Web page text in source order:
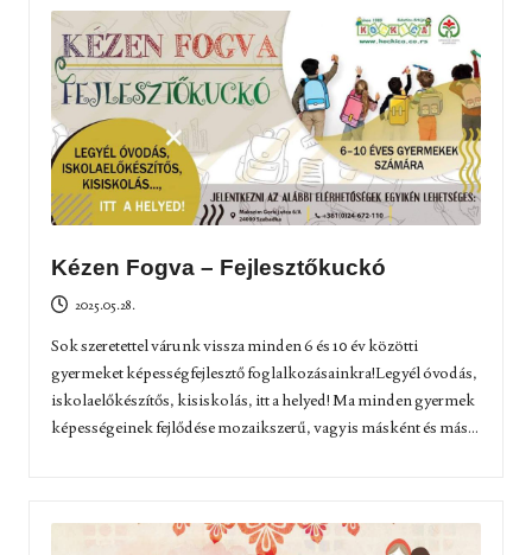
Kézen Fogva – Fejlesztőkuckó
2025.05.28.
Sok szeretettel várunk vissza minden 6 és 10 év közötti
gyermeket képességfejlesztő foglalkozásainkra!Legyél óvodás,
iskolaelőkészítős, kisiskolás, itt a helyed! Ma minden gyermek
képességeinek fejlődése mozaikszerű, vagyis másként és más...